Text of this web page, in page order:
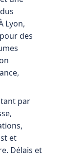
Lyon,
des
par
et
Délais et